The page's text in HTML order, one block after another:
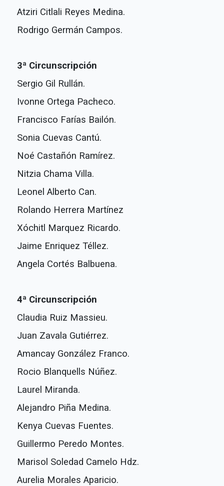
Atziri Citlali Reyes Medina.
Rodrigo Germán Campos.
3ª Circunscripción
Sergio Gil Rullán.
Ivonne Ortega Pacheco.
Francisco Farías Bailón.
Sonia Cuevas Cantú.
Noé Castañón Ramírez.
Nitzia Chama Villa.
Leonel Alberto Can.
Rolando Herrera Martínez
Xóchitl Marquez Ricardo.
Jaime Enriquez Téllez.
Angela Cortés Balbuena.
4ª Circunscripción
Claudia Ruiz Massieu.
Juan Zavala Gutiérrez.
Amancay González Franco.
Rocio Blanquells Núñez.
Laurel Miranda.
Alejandro Piña Medina.
Kenya Cuevas Fuentes.
Guillermo Peredo Montes.
Marisol Soledad Camelo Hdz.
Aurelia Morales Aparicio.